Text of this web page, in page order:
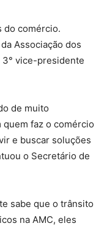
do comércio.
Associação dos
3° vice-presidente
de muito
faz o comércio
e buscar soluções
o Secretário de
sabe que o trânsito
na AMC, eles